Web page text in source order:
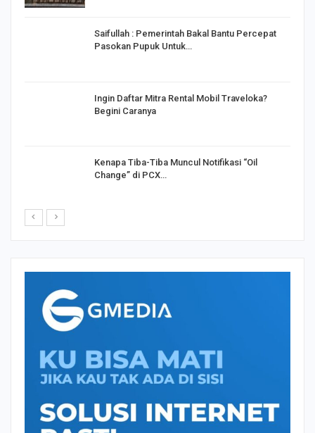
Saifullah : Pemerintah Bakal Bantu Percepat
Pasokan Pupuk Untuk…
Ingin Daftar Mitra Rental Mobil Traveloka?
Begini Caranya
Kenapa Tiba-Tiba Muncul Notifikasi “Oil
Change” di PCX…